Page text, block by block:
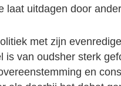
laat uitdagen door
met zijn
is van oudsher sterk
en